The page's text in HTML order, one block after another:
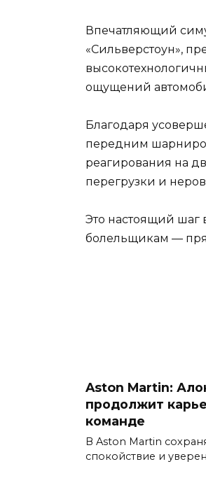
Впечатляющий
«Сильверстоун»,
ощущений
Благодаря
передним
реагирования на
перегрузки и
Это настоящий шаг
болельщикам —
Aston Martin:
продолжит
команде
В Aston Martin
спокойствие и